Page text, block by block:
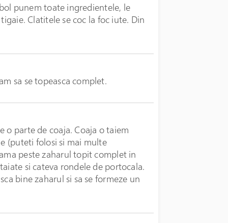
punem toate ingredientele, le
Clatitele se coc la foc iute. Din
sa se topeasca complet.
o parte de coaja. Coaja o taiem
(puteti folosi si mai multe
peste zaharul topit complet in
si cateva rondele de portocala.
bine zaharul si sa se formeze un